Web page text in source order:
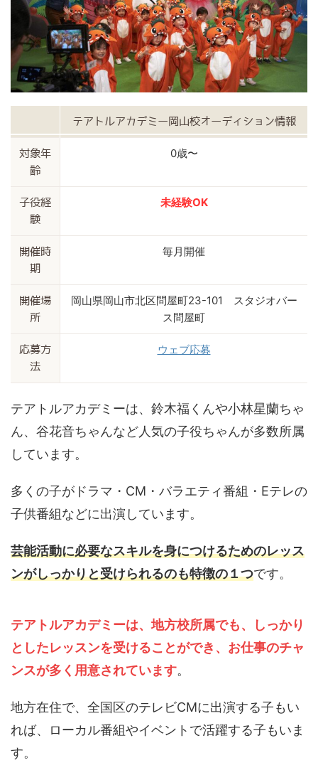
テアトルアカデミー岡山校オーディション情報
対象年
齢
0歳〜
子役経
験
未経験OK
開催時
期
毎月開催
開催場
所
岡山県岡山市北区問屋町23-101 スタジオバー
ス問屋町
応募方
法
ウェブ応募
テアトルアカデミーは、鈴木福くんや小林星蘭ちゃ
ん、谷花音ちゃんなど人気の子役ちゃんが多数所属
しています。
多くの子がドラマ・CM・バラエティ番組・Eテレの
子供番組などに出演しています。
芸能活動に必要なスキルを身につけるためのレッス
ンがしっかりと受けられるのも特徴の１つです。
テアトルアカデミーは、地方校所属でも、しっかり
としたレッスンを受けることができ、お仕事のチャ
ンスが多く用意されています。
地方在住で、全国区のテレビCMに出演する子もい
れば、ローカル番組やイベントで活躍する子もいま
す。